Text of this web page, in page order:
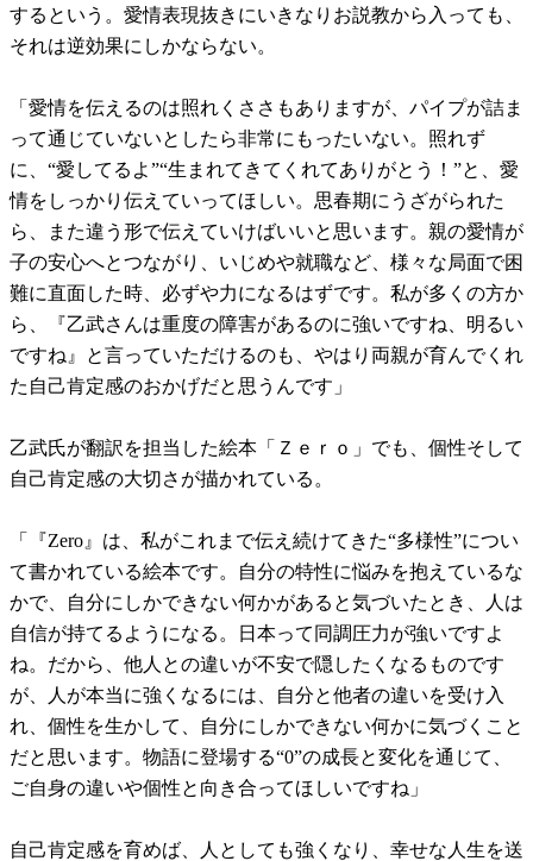
するという。愛情表現抜きにいきなりお説教から入っても、
それは逆効果にしかならない。
「愛情を伝えるのは照れくささもありますが、パイプが詰ま
って通じていないとしたら非常にもったいない。照れず
に、“愛してるよ”“生まれてきてくれてありがとう！”と、愛
情をしっかり伝えていってほしい。思春期にうざがられた
ら、また違う形で伝えていけばいいと思います。親の愛情が
子の安心へとつながり、いじめや就職など、様々な局面で困
難に直面した時、必ずや力になるはずです。私が多くの方か
ら、『乙武さんは重度の障害があるのに強いですね、明るい
ですね』と言っていただけるのも、やはり両親が育んでくれ
た自己肯定感のおかげだと思うんです」
乙武氏が翻訳を担当した絵本「Ｚｅｒｏ」でも、個性そして
自己肯定感の大切さが描かれている。
「『Zero』は、私がこれまで伝え続けてきた“多様性”につい
て書かれている絵本です。自分の特性に悩みを抱えているな
かで、自分にしかできない何かがあると気づいたとき、人は
自信が持てるようになる。日本って同調圧力が強いですよ
ね。だから、他人との違いが不安で隠したくなるものです
が、人が本当に強くなるには、自分と他者の違いを受け入
れ、個性を生かして、自分にしかできない何かに気づくこと
だと思います。物語に登場する“0”の成長と変化を通じて、
ご自身の違いや個性と向き合ってほしいですね」
自己肯定感を育めば、人としても強くなり、幸せな人生を送